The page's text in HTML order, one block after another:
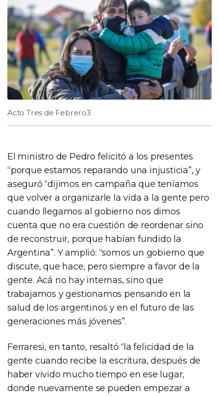
Acto Tres de Febrero3
El ministro de Pedro felicitó a los presentes
“porque estamos reparando una injusticia”, y
aseguró “dijimos en campaña que teníamos
que volver a organizarle la vida a la gente pero
cuando llegamos al gobierno nos dimos
cuenta que no era cuestión de reordenar sino
de reconstruir, porque habían fundido la
Argentina”. Y amplió: “somos un gobierno que
discute, que hace, pero siempre a favor de la
gente. Acá no hay internas, sino que
trabajamos y gestionamos pensando en la
salud de los argentinos y en el futuro de las
generaciones más jóvenes”.
Ferraresi, en tanto, resaltó “la felicidad de la
gente cuando recibe la escritura, después de
haber vivido mucho tiempo en ese lugar,
donde nuevamente se pueden empezar a